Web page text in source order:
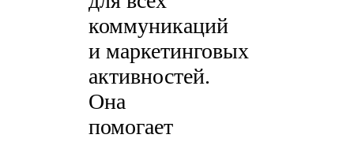
коммуникаций
и маркетинговых
активностей.
Она
помогает